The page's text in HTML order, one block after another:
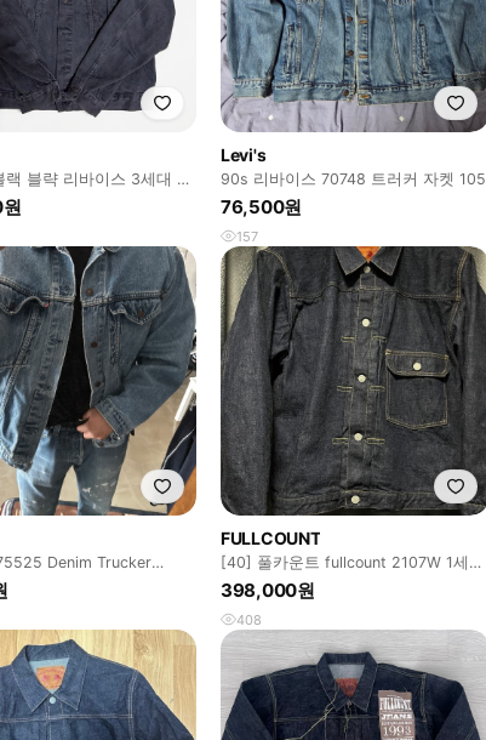
블략 리바이스 3세대 재
Levi's
90s 리바이스 70748 트러커 자켓 105
76,500원
157
Denim Trucker
FULLCOUNT
[40] 풀카운트 fullcount 2107W 1세대
데님자켓
398,000원
408